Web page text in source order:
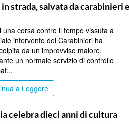
strada, salvata da carabinieri
una corsa contro il tempo vissuta a
intervento dei Carabinieri ha
da un improvviso malore.
un normale servizio di controllo
a Leggere
celebra dieci anni di cultura